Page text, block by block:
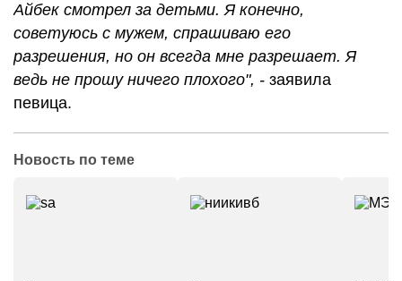
Айбек смотрел за детьми. Я конечно,
советуюсь с мужем, спрашиваю его
разрешения, но он всегда мне разрешает. Я
ведь не прошу ничего плохого", - заявила
певица.
Новость по теме